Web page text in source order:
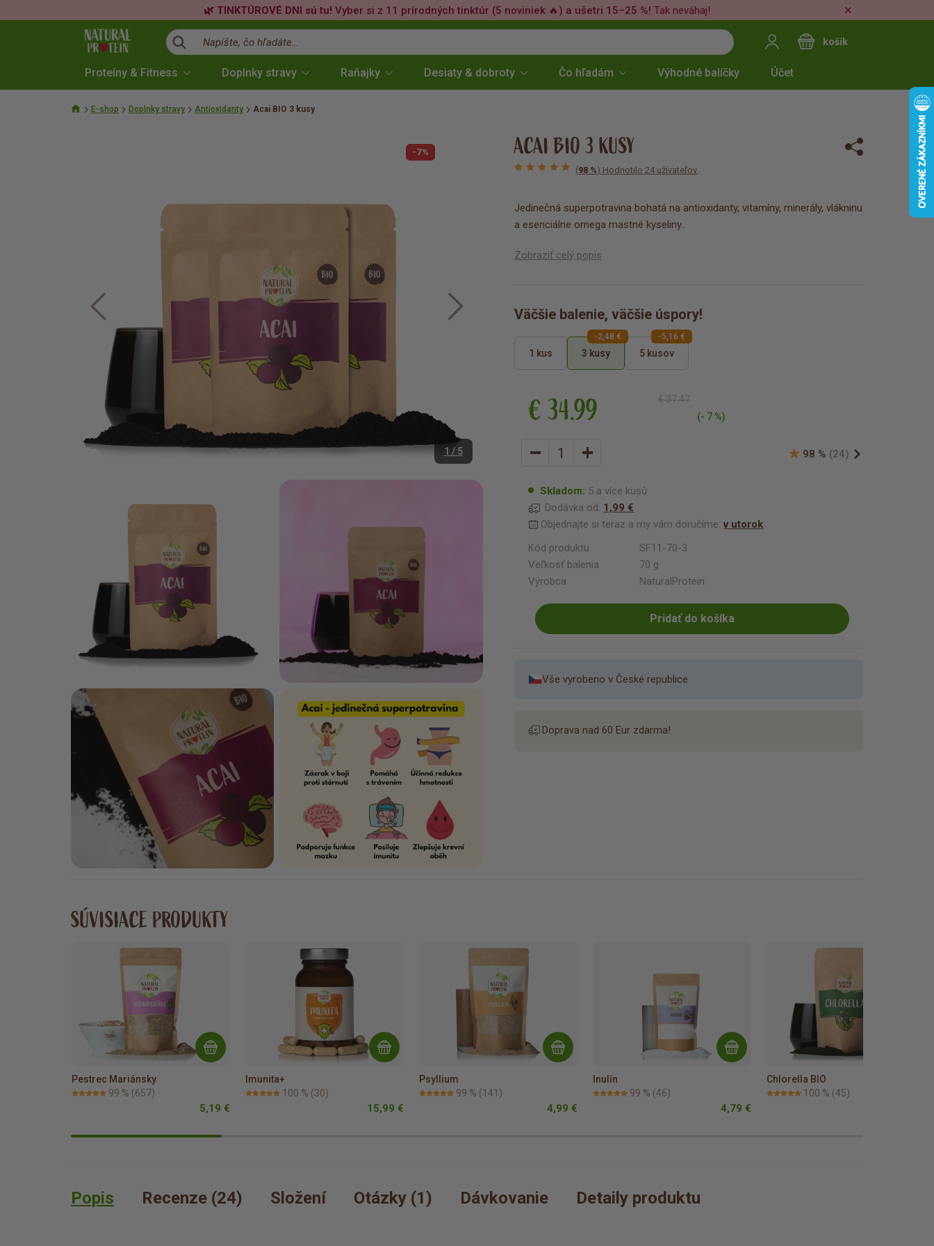
🌿 TINKTÚROVÉ DNI sú tu! Vyber si z 11 prírodných tinktúr (5 noviniek 🔥) a ušetri 15–25 %! Tak neváhaj! ✕
Napíšte, čo hľadáte… košík
Proteíny & Fitness Doplnky stravy Raňajky Desiaty & dobroty Čo hľadám Výhodné balíčky Účet
E-shop Doplnky stravy Antioxidanty Acai BIO 3 kusy
-7%
1 / 5
ACAI BIO 3 KUSY
(98 %) Hodnotilo 24 užívateľov
Jedinečná superpotravina bohatá na antioxidanty, vitamíny, minerály, vlákninu
a esenciálne omega mastné kyseliny..
Zobraziť celý popis
Väčšie balenie, väčšie úspory!
1 kus 3 kusy
-2,48 €
5 kusov
-5,16 €
98 % (24)
(- 7 %)
€ 37.47
€ 34.99
Skladom: 5 a více kusů
Dodávka od: 1,99 €
Objednajte si teraz a my vám doručíme: v utorok
Kód produktu
SF11-70-3
Veľkosť balenia
70 g
Výrobca
NaturalProtein
Pridať do košíka
Vše vyrobeno v České republice
Doprava nad 60 Eur zdarma!
SÚVISIACE PRODUKTY
Pestrec Mariánsky
99 % (657)
5,19 €
Imunita+
100 % (30)
15,99 €
Psyllium
99 % (141)
4,99 €
Inulín
99 % (46)
4,79 €
Chlorella BIO
100 % (45)
Popis Recenze (24) Složení Otázky (1) Dávkovanie Detaily produktu